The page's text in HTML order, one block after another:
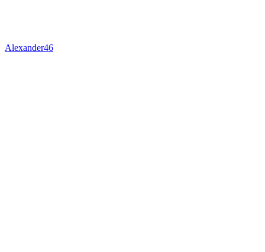
Alexander46